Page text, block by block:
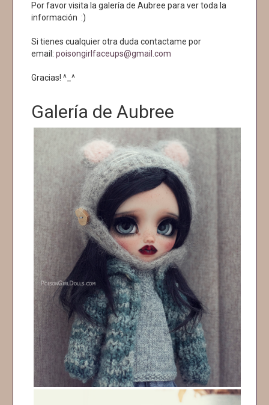
Por favor visita la galería de Aubree para ver toda la
información :)
Si tienes cualquier otra duda contactame por
email: poisongirlfaceups@gmail.com
Gracias! ^_^
Galería de Aubree